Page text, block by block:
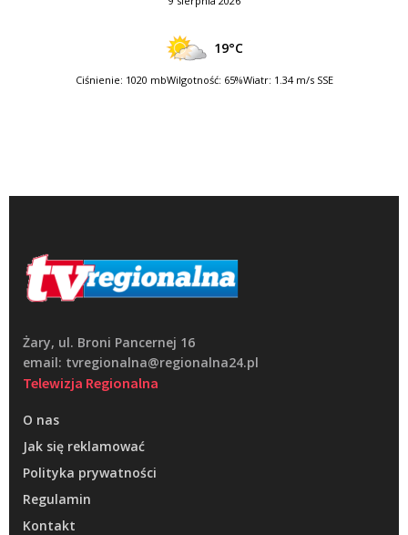
19°C
Ciśnienie: 1020 mbWilgotność: 65%Wiatr: 1.34 m/s SSE
Żary, ul. Broni Pancernej 16
email: tvregionalna@regionalna24.pl
Telewizja Regionalna
O nas
Jak się reklamować
Polityka prywatności
Regulamin
Kontakt